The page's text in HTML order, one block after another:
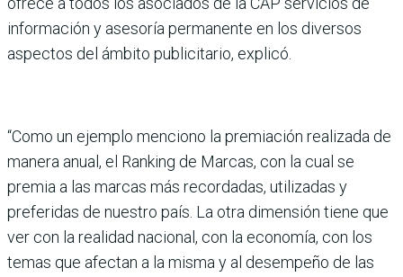
información y asesoría permanente en los diversos
aspectos del ámbito publicitario, explicó.
“Como un ejemplo menciono la premiación realizada de
manera anual, el Ranking de Marcas, con la cual se
premia a las marcas más recordadas, utilizadas y
preferidas de nuestro país. La otra dimensión tiene que
ver con la realidad nacional, con la economía, con los
temas que afectan a la misma y al desempeño de las